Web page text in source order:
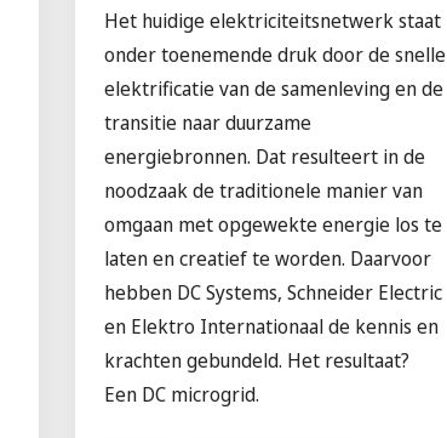
Het huidige elektriciteitsnetwerk staat
onder toenemende druk door de snelle
elektrificatie van de samenleving en de
transitie naar duurzame
energiebronnen. Dat resulteert in de
noodzaak de traditionele manier van
omgaan met opgewekte energie los te
laten en creatief te worden. Daarvoor
hebben DC Systems, Schneider Electric
en Elektro Internationaal de kennis en
krachten gebundeld. Het resultaat?
Een DC microgrid.